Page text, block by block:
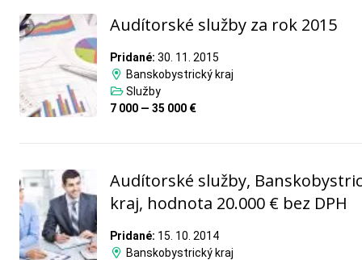
Audítorské služby za rok 2015
Pridané: 30. 11. 2015
Banskobystrický kraj
Služby
7 000 — 35 000 €
Audítorské služby,
kraj, hodnota 20.000 € bez DPH
Pridané: 15. 10. 2014
Banskobystrický kraj